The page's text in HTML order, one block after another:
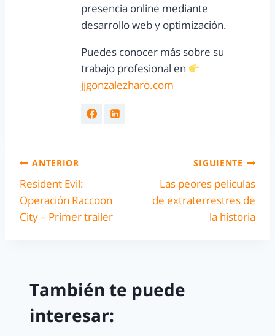
presencia online mediante
desarrollo web y optimización.
Puedes conocer más sobre su
trabajo profesional en
jjgonzalezharo.com
ANTERIOR
Resident Evil:
Operación Raccoon
City – Primer trailer
SIGUIENTE
Las peores películas
de extraterrestres de
la historia
También te puede
interesar: